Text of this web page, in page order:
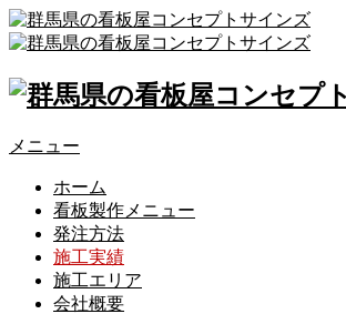
メニュー
ホーム
看板製作メニュー
発注方法
施工実績
施工エリア
会社概要